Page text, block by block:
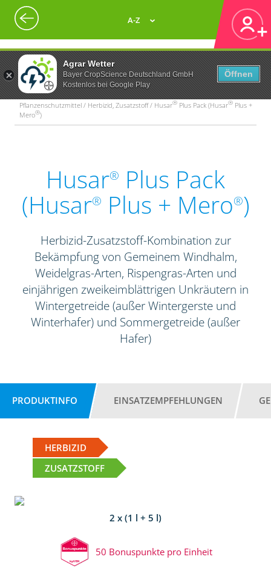
Agrar Wetter
Bayer CropScience Deutschland GmbH
Kostenlos bei Google Play
Öffnen
A-Z
Pflanzenschutzmittel / Herbizid, Zusatzstoff / Husar® Plus Pack (Husar® Plus +
Mero®)
Husar® Plus Pack
(Husar® Plus + Mero®)
Herbizid-Zusatzstoff-Kombination zur
Bekämpfung von Gemeinem Windhalm,
Weidelgras-Arten, Rispengras-Arten und
einjährigen zweikeimblättrigen Unkräutern in
Wintergetreide (außer Wintergerste und
Winterhafer) und Sommergetreide (außer
Hafer)
PRODUKTINFO EINSATZEMPFEHLUNGEN
HERBIZID
ZUSATZSTOFF
2 x (1 l + 5 l)
50 Bonuspunkte pro Einheit